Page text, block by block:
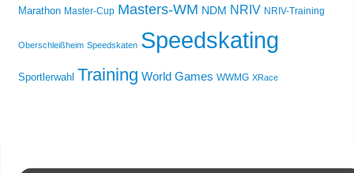
Marathon Master-Cup Masters-WM NDM NRIV NRIV-Training
Oberschleißheim Speedskaten Speedskating
Sportlerwahl Training World Games WWMG XRace